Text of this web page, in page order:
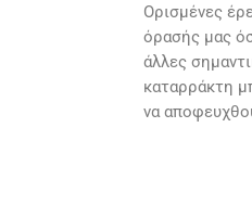
Ορισμένες
όρασής μας
άλλες
καταρράκτη
να